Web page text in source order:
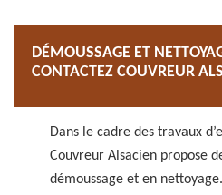
DÉMOUSSAGE ET
CONTACTEZ COUVREUR
Dans le cadre des travaux
Couvreur Alsacien propose
démoussage et en